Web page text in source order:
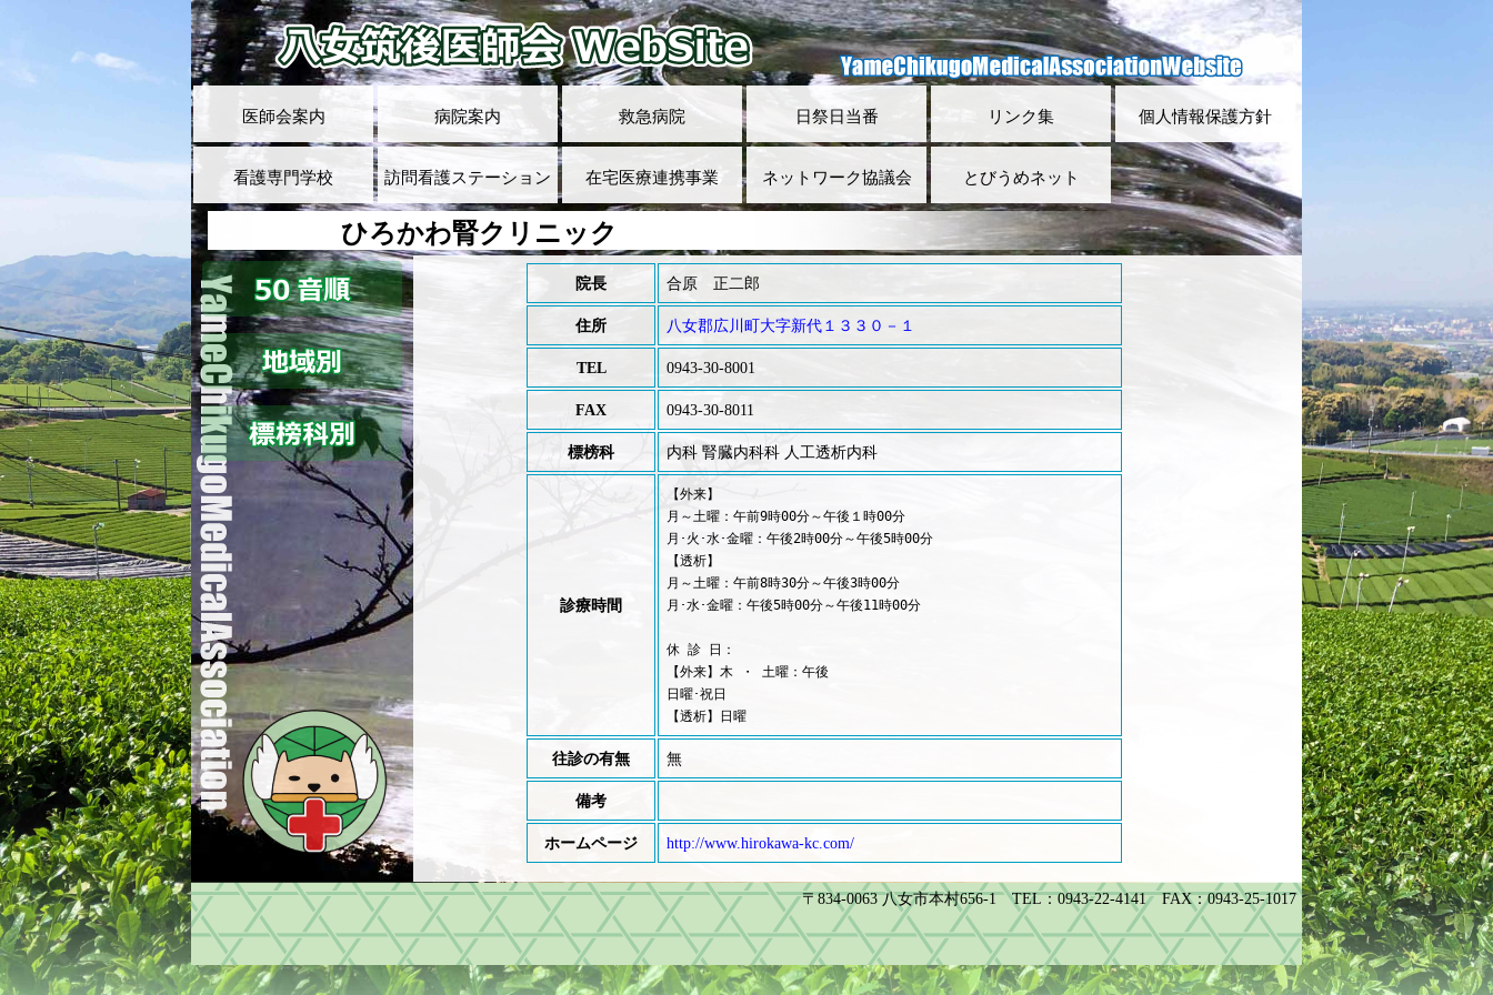
医師会案内 病院案内 救急病院 日祭日当番 リンク集 個人情報保護方針
看護専門学校 訪問看護ステーション 在宅医療連携事業 ネットワーク協議会 とびうめネット
ひろかわ腎クリニック
院長 合原 正二郎
住所 八女郡広川町大字新代１３３０－１
TEL 0943-30-8001
FAX 0943-30-8011
標榜科 内科 腎臓内科科 人工透析内科
診療時間
【外来】
月～土曜：午前9時00分～午後１時00分
月･火･水･金曜：午後2時00分～午後5時00分
【透析】
月～土曜：午前8時30分～午後3時00分
月･水･金曜：午後5時00分～午後11時00分
休 診 日：
【外来】木 ・ 土曜：午後
日曜･祝日
【透析】日曜
往診の有無 無
備考
ホームページ http://www.hirokawa-kc.com/
〒834-0063 八女市本村656-1 TEL：0943-22-4141 FAX：0943-25-1017